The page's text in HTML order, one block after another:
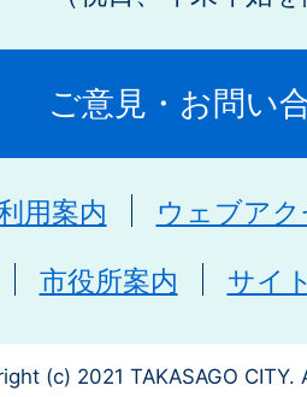
ご意見・お問い
用案内 ウェブア
市役所案内 サイ
(c) 2021 TAKASAGO CITY.